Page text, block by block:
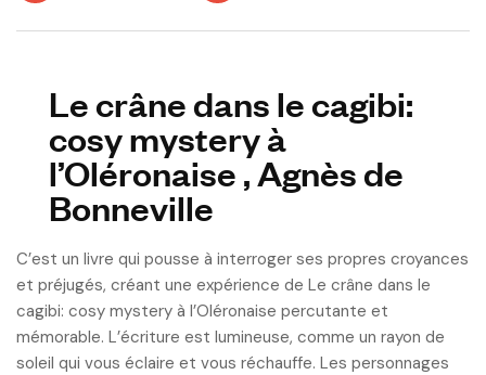
Le crâne dans le cagibi:
cosy mystery à
l’Oléronaise , Agnès de
Bonneville
C’est un livre qui pousse à interroger ses propres croyances
et préjugés, créant une expérience de Le crâne dans le
cagibi: cosy mystery à l’Oléronaise percutante et
mémorable. L’écriture est lumineuse, comme un rayon de
soleil qui vous éclaire et vous réchauffe. Les personnages